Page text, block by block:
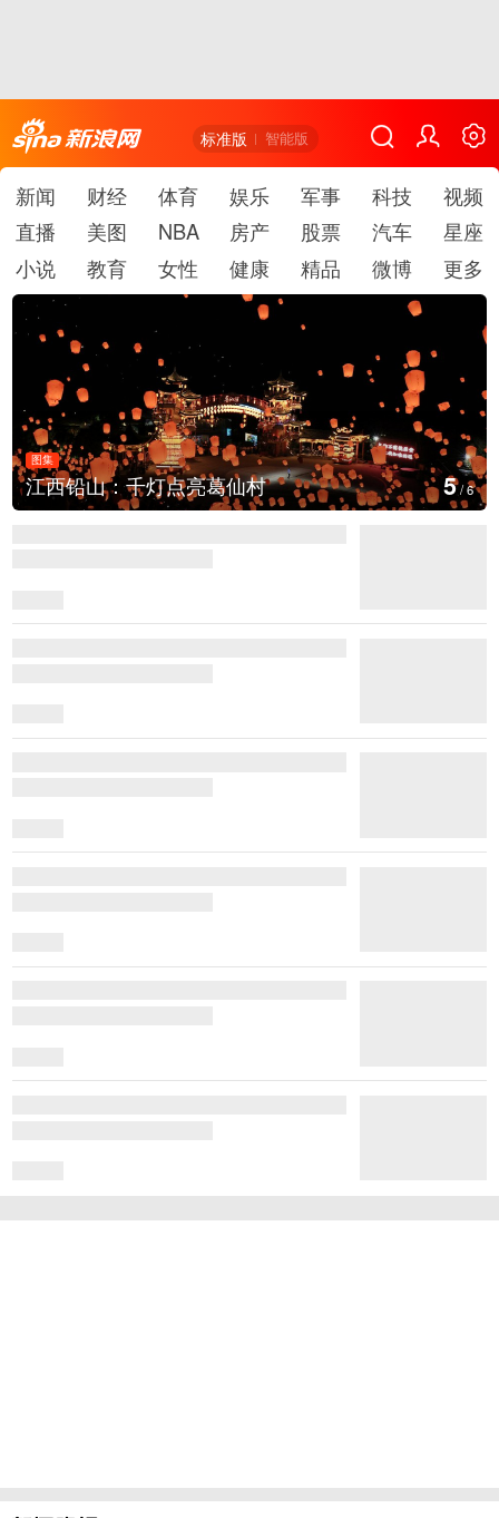
标准版 智能版
新闻 财经 体育 娱乐 军事 科技
视频
直播
美图 NBA 房产 股票 汽车
星座
小说
教育 女性 健康 精品 微博 更多
图集
上海：七彩稻田画迎最佳观赏期 6/6